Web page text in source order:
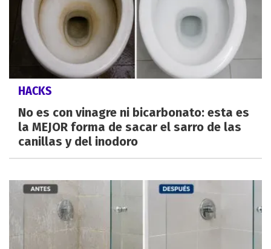
HACKS
No es con vinagre ni bicarbonato: esta es
la MEJOR forma de sacar el sarro de las
canillas y del inodoro